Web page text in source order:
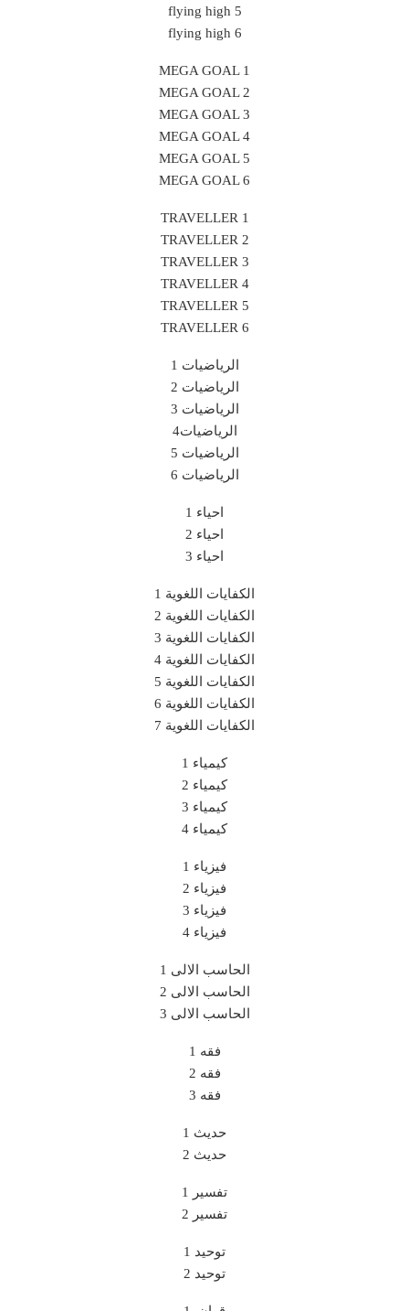
flying high 5
flying high 6
MEGA GOAL 1
MEGA GOAL 2
MEGA GOAL 3
MEGA GOAL 4
MEGA GOAL 5
MEGA GOAL 6
TRAVELLER 1
TRAVELLER 2
TRAVELLER 3
TRAVELLER 4
TRAVELLER 5
TRAVELLER 6
الرياضيات 1
الرياضيات 2
الرياضيات 3
الرياضيات4
الرياضيات 5
الرياضيات 6
احياء 1
احياء 2
احياء 3
الكفايات اللغوية 1
الكفايات اللغوية 2
الكفايات اللغوية 3
الكفايات اللغوية 4
الكفايات اللغوية 5
الكفايات اللغوية 6
الكفايات اللغوية 7
كيمياء 1
كيمياء 2
كيمياء 3
كيمياء 4
فيزياء 1
فيزياء 2
فيزياء 3
فيزياء 4
الحاسب الالى 1
الحاسب الالى 2
الحاسب الالى 3
فقه 1
فقه 2
فقه 3
حديث 1
حديث 2
تفسير 1
تفسير 2
توحيد 1
توحيد 2